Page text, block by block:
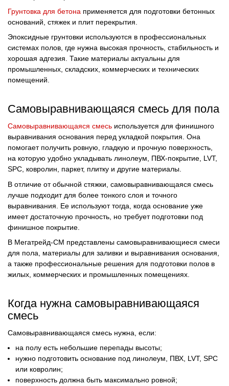
Грунтовка для бетона применяется для подготовки бетонных
оснований, стяжек и плит перекрытия.
Эпоксидные грунтовки используются в профессиональных
системах полов, где нужна высокая прочность, стабильность и
хорошая адгезия. Такие материалы актуальны для
промышленных, складских, коммерческих и технических
помещений.
Самовыравнивающаяся смесь для пола
Самовыравнивающаяся смесь используется для финишного
выравнивания основания перед укладкой покрытия. Она
помогает получить ровную, гладкую и прочную поверхность,
на которую удобно укладывать линолеум, ПВХ-покрытие, LVT,
SPC, ковролин, паркет, плитку и другие материалы.
В отличие от обычной стяжки, самовыравнивающаяся смесь
лучше подходит для более тонкого слоя и точного
выравнивания. Ее используют тогда, когда основание уже
имеет достаточную прочность, но требует подготовки под
финишное покрытие.
В Мегатрейд-СМ представлены самовыравнивающиеся смеси
для пола, материалы для заливки и выравнивания основания,
а также профессиональные решения для подготовки полов в
жилых, коммерческих и промышленных помещениях.
Когда нужна самовыравнивающаяся
смесь
Самовыравнивающаяся смесь нужна, если:
на полу есть небольшие перепады высоты;
нужно подготовить основание под линолеум, ПВХ, LVT, SPC
или ковролин;
поверхность должна быть максимально ровной;